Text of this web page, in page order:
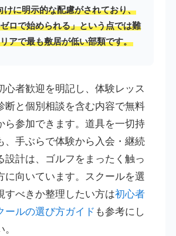
けに明示的な配慮がされており、
ロで始められる」という点では難
アで最も敷居が低い部類です。
心者歓迎を明記し、体験レッス
断と個別相談を含む内容で無料
ら参加できます。道具を一切持
、手ぶらで体験から入会・継続
設計は、ゴルフをまったく触っ
に向いています。スクールを選
すべきか整理したい方は初心者
ールの選び方ガイド も参考にし